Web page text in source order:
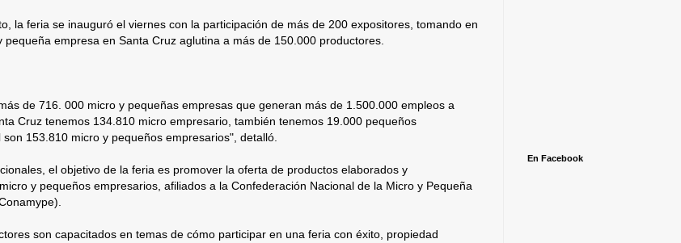
la feria se inauguró el viernes con la participación de más de 200 expositores, tomando en
pequeña empresa en Santa Cruz aglutina a más de 150.000 productores.
de 716. 000 micro y pequeñas empresas que generan más de 1.500.000 empleos a
Cruz tenemos 134.810 micro empresario, también tenemos 19.000 pequeños
153.810 micro y pequeños empresarios", detalló.
el objetivo de la feria es promover la oferta de productos elaborados y
y pequeños empresarios, afiliados a la Confederación Nacional de la Micro y Pequeña
son capacitados en temas de cómo participar en una feria con éxito, propiedad
En Facebook